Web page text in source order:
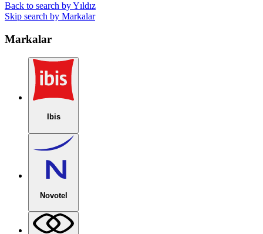
Back to search by Yıldız
Skip search by Markalar
Markalar
Ibis
Novotel